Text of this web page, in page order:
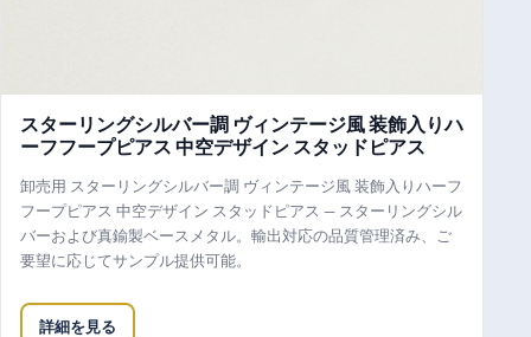
スターリングシルバー調 ヴィンテージ風 装飾入りハ
ーフフープピアス 中空デザイン スタッドピアス
卸売用 スターリングシルバー調 ヴィンテージ風 装飾入りハーフ
フープピアス 中空デザイン スタッドピアス — スターリングシル
バーおよび真鍮製ベースメタル。輸出対応の品質管理済み、ご
要望に応じてサンプル提供可能。
詳細を見る